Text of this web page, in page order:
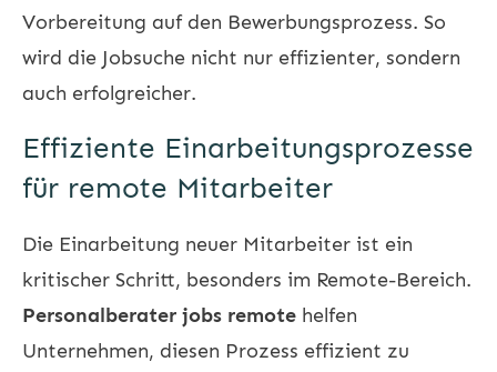
Vorbereitung auf den Bewerbungsprozess. So
wird die Jobsuche nicht nur effizienter, sondern
auch erfolgreicher.
Effiziente Einarbeitungsprozesse
für remote Mitarbeiter
Die Einarbeitung neuer Mitarbeiter ist ein
kritischer Schritt, besonders im Remote-Bereich.
Personalberater jobs remote helfen
Unternehmen, diesen Prozess effizient zu